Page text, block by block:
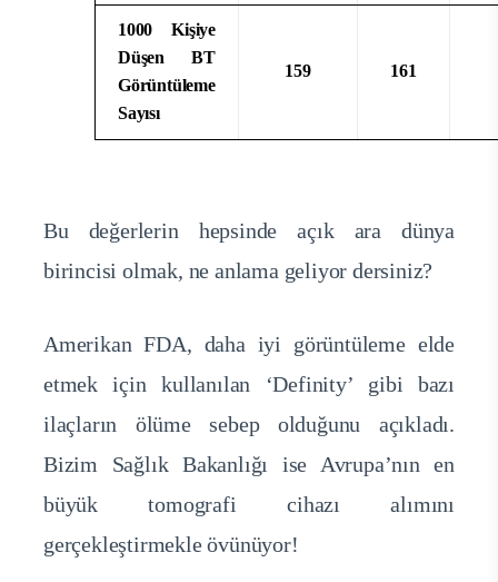
1000 Kişiye
Düşen BT
Görüntüleme
Sayısı
159 161
Bu değerlerin hepsinde açık ara dünya
birincisi olmak, ne anlama geliyor dersiniz?
Amerikan FDA, daha iyi görüntüleme elde
etmek için kullanılan ‘Definity’ gibi bazı
ilaçların ölüme sebep olduğunu açıkladı.
Bizim Sağlık Bakanlığı ise Avrupa’nın en
büyük tomografi cihazı alımını
gerçekleştirmekle övünüyor!